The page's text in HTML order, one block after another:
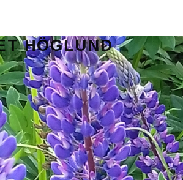
HÖGLUND
och konstnär